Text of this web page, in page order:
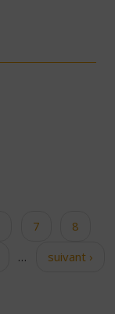
7
8
…
suivant ›